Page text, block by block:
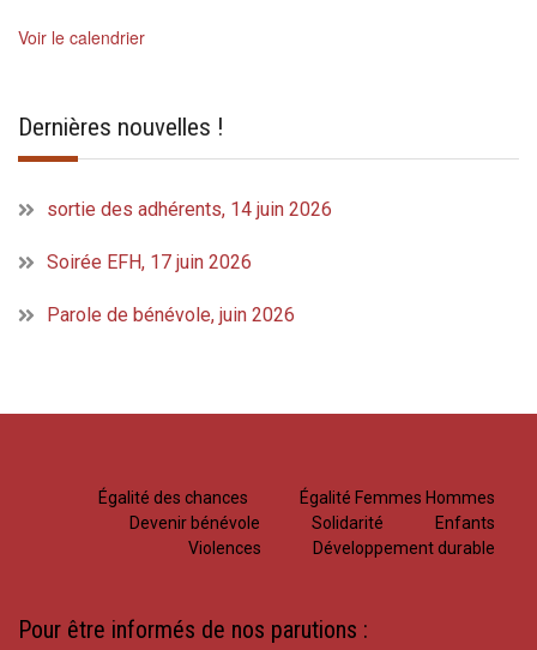
Voir le calendrier
Dernières nouvelles !
sortie des adhérents, 14 juin 2026
Soirée EFH, 17 juin 2026
Parole de bénévole, juin 2026
Égalité des chances
Égalité Femmes Hommes
Devenir bénévole
Solidarité
Enfants
Violences
Développement durable
Pour être informés de nos parutions :